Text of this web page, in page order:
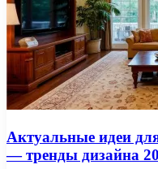
Актуальные идеи
— тренды дизайна